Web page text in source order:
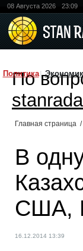
08 Августа 2026 23:09
Политика
По
Главная страница /
В
США,
16.12.2014 13:39